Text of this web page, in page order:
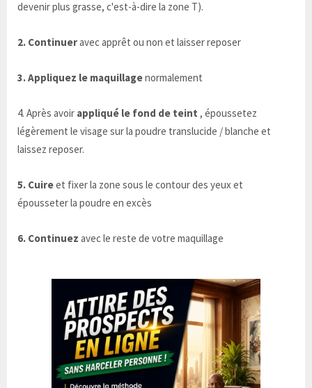
devenir plus grasse, c'est-à-dire la zone T).
2. Continueravec apprêt ou non et laisser reposer
3. Appliquez le maquillagenormalement
4. Après avoir appliqué le fond de teint , époussetez
légèrement le visage sur la poudre translucide / blanche et
laissez reposer.
5. Cuireet fixer la zone sous le contour des yeux et
épousseter la poudre en excès
6. Continuez avec le reste de votre maquillage